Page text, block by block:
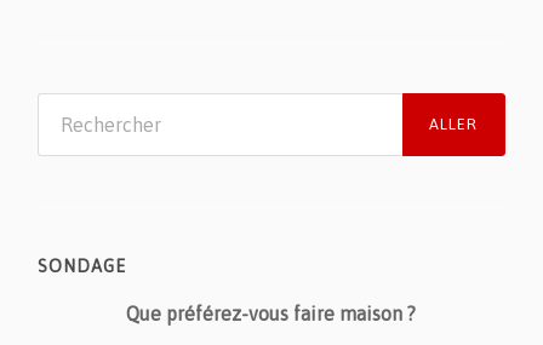
SONDAGE
Que préférez-vous faire maison ?